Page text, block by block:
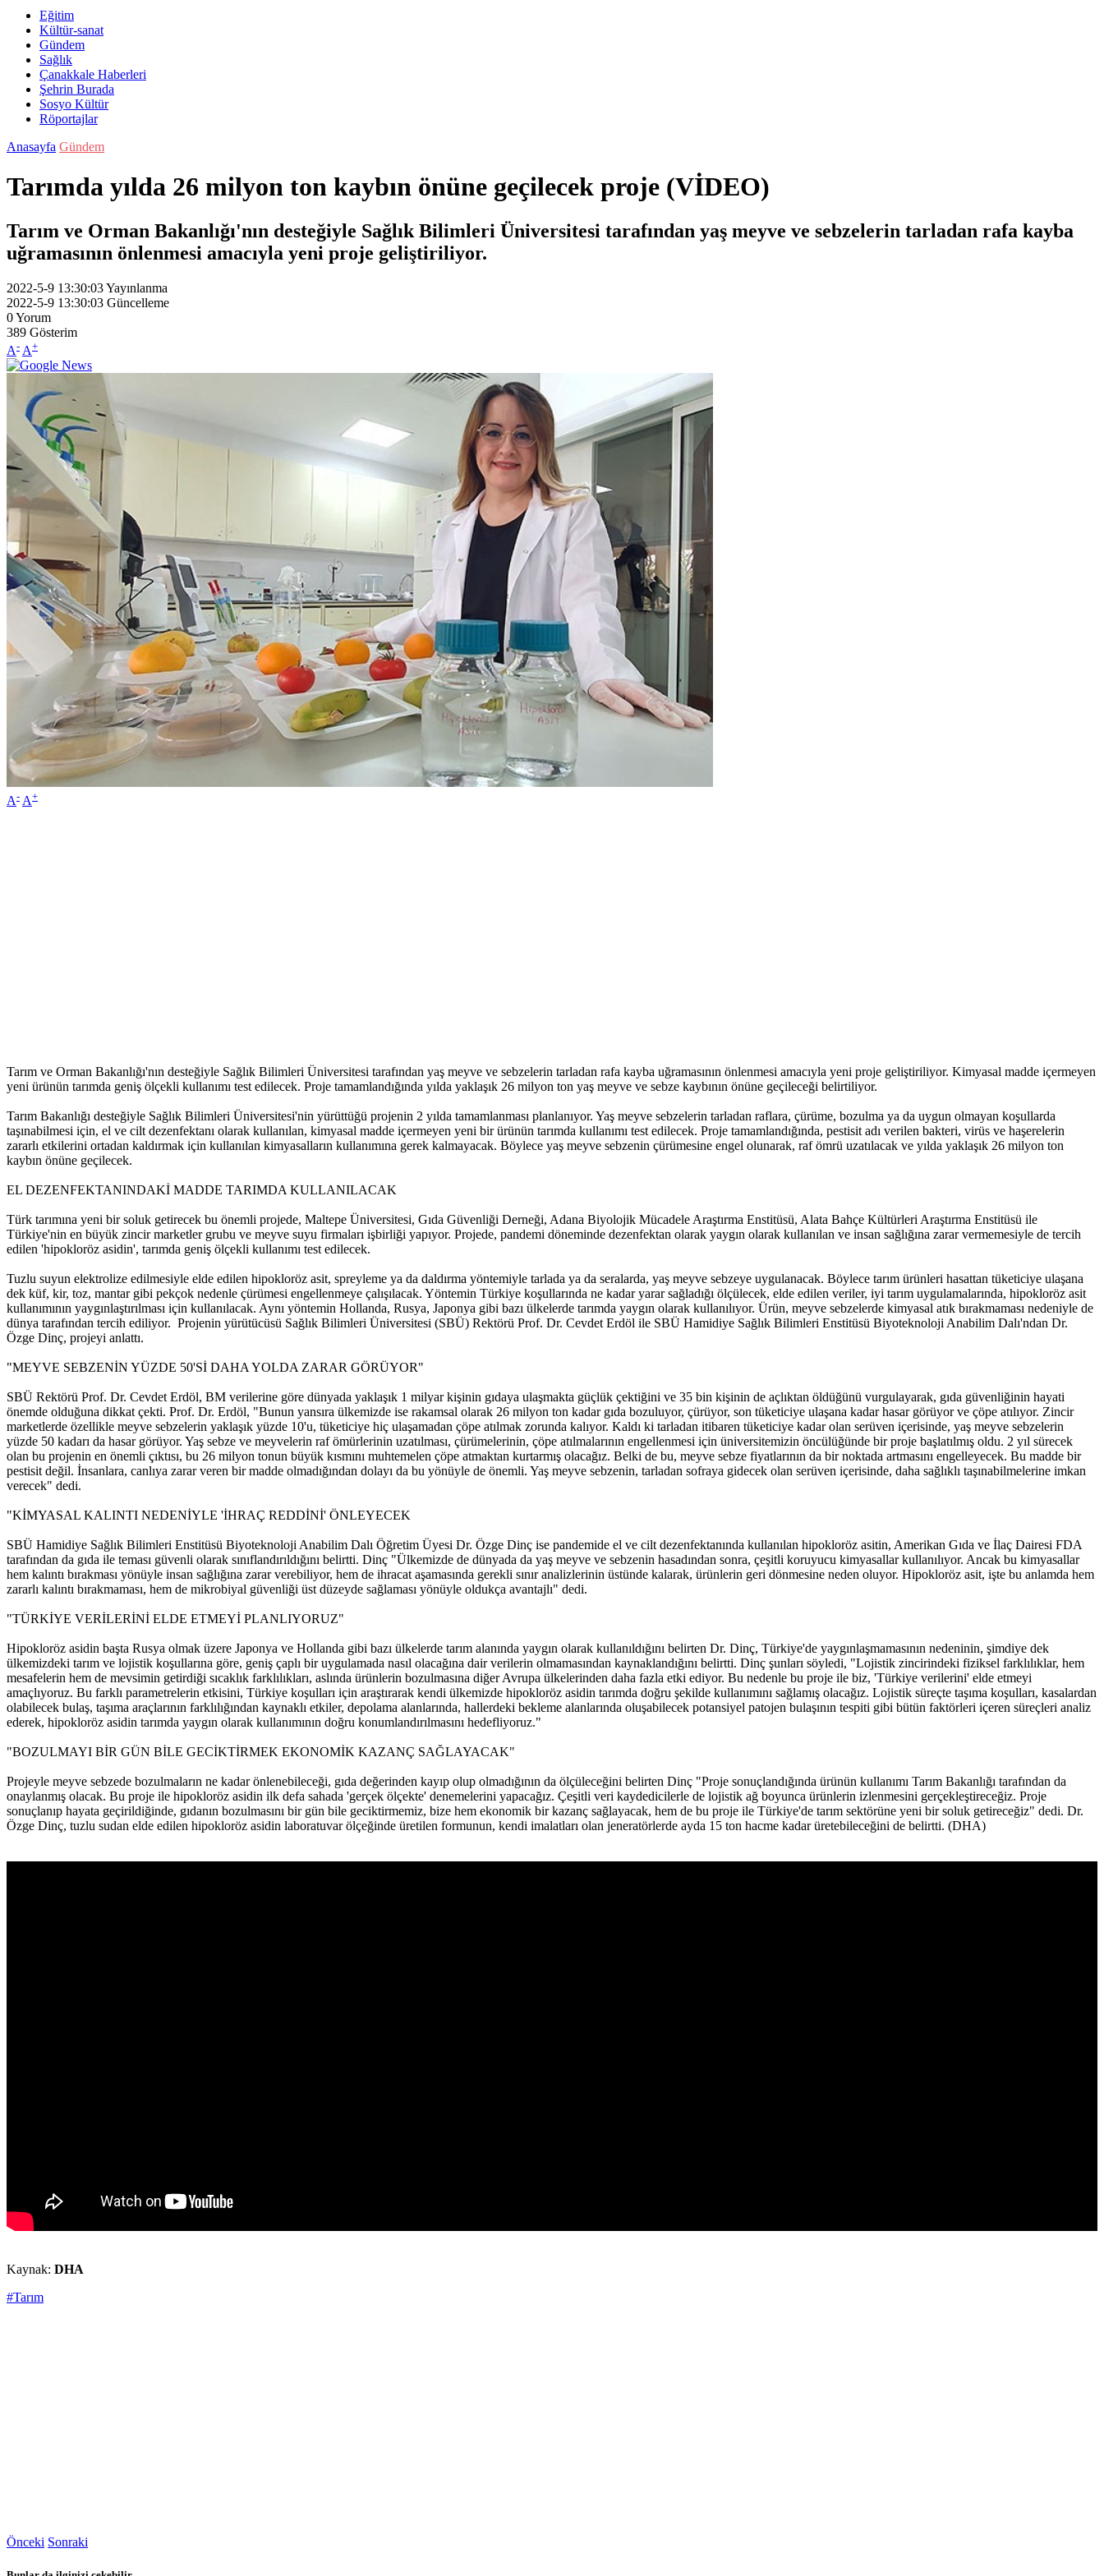
Eğitim
Kültür-sanat
Gündem
Sağlık
Çanakkale Haberleri
Şehrin Burada
Sosyo Kültür
Röportajlar
Anasayfa Gündem
Tarımda yılda 26 milyon ton kaybın önüne geçilecek proje (VİDEO)
Tarım ve Orman Bakanlığı'nın desteğiyle Sağlık Bilimleri Üniversitesi tarafından yaş meyve ve sebzelerin tarladan rafa kayba
uğramasının önlenmesi amacıyla yeni proje geliştiriliyor.
2022-5-9 13:30:03Yayınlanma
2022-5-9 13:30:03 Güncelleme
0Yorum
389 Gösterim
A- A+
A- A+
Tarım ve Orman Bakanlığı'nın desteğiyle Sağlık Bilimleri Üniversitesi tarafından yaş meyve ve sebzelerin tarladan rafa kayba uğramasının önlenmesi amacıyla yeni proje geliştiriliyor. Kimyasal madde içermeyen
yeni ürünün tarımda geniş ölçekli kullanımı test edilecek. Proje tamamlandığında yılda yaklaşık 26 milyon ton yaş meyve ve sebze kaybının önüne geçileceği belirtiliyor.
Tarım Bakanlığı desteğiyle Sağlık Bilimleri Üniversitesi'nin yürüttüğü projenin 2 yılda tamamlanması planlanıyor. Yaş meyve sebzelerin tarladan raflara, çürüme, bozulma ya da uygun olmayan koşullarda
taşınabilmesi için, el ve cilt dezenfektanı olarak kullanılan, kimyasal madde içermeyen yeni bir ürünün tarımda kullanımı test edilecek. Proje tamamlandığında, pestisit adı verilen bakteri, virüs ve haşerelerin
zararlı etkilerini ortadan kaldırmak için kullanılan kimyasalların kullanımına gerek kalmayacak. Böylece yaş meyve sebzenin çürümesine engel olunarak, raf ömrü uzatılacak ve yılda yaklaşık 26 milyon ton
kaybın önüne geçilecek.
EL DEZENFEKTANINDAKİ MADDE TARIMDA KULLANILACAK
Türk tarımına yeni bir soluk getirecek bu önemli projede, Maltepe Üniversitesi, Gıda Güvenliği Derneği, Adana Biyolojik Mücadele Araştırma Enstitüsü, Alata Bahçe Kültürleri Araştırma Enstitüsü ile
Türkiye'nin en büyük zincir marketler grubu ve meyve suyu firmaları işbirliği yapıyor. Projede, pandemi döneminde dezenfektan olarak yaygın olarak kullanılan ve insan sağlığına zarar vermemesiyle de tercih
edilen 'hipokloröz asidin', tarımda geniş ölçekli kullanımı test edilecek.
Tuzlu suyun elektrolize edilmesiyle elde edilen hipokloröz asit, spreyleme ya da daldırma yöntemiyle tarlada ya da seralarda, yaş meyve sebzeye uygulanacak. Böylece tarım ürünleri hasattan tüketiciye ulaşana
dek küf, kir, toz, mantar gibi pekçok nedenle çürümesi engellenmeye çalışılacak. Yöntemin Türkiye koşullarında ne kadar yarar sağladığı ölçülecek, elde edilen veriler, iyi tarım uygulamalarında, hipokloröz asit
kullanımının yaygınlaştırılması için kullanılacak. Aynı yöntemin Hollanda, Rusya, Japonya gibi bazı ülkelerde tarımda yaygın olarak kullanılıyor. Ürün, meyve sebzelerde kimyasal atık bırakmaması nedeniyle de
dünya tarafından tercih ediliyor. Projenin yürütücüsü Sağlık Bilimleri Üniversitesi (SBÜ) Rektörü Prof. Dr. Cevdet Erdöl ile SBÜ Hamidiye Sağlık Bilimleri Enstitüsü Biyoteknoloji Anabilim Dalı'ndan Dr.
Özge Dinç, projeyi anlattı.
"MEYVE SEBZENİN YÜZDE 50'Sİ DAHA YOLDA ZARAR GÖRÜYOR"
SBÜ Rektörü Prof. Dr. Cevdet Erdöl, BM verilerine göre dünyada yaklaşık 1 milyar kişinin gıdaya ulaşmakta güçlük çektiğini ve 35 bin kişinin de açlıktan öldüğünü vurgulayarak, gıda güvenliğinin hayati
önemde olduğuna dikkat çekti. Prof. Dr. Erdöl, "Bunun yansıra ülkemizde ise rakamsal olarak 26 milyon ton kadar gıda bozuluyor, çürüyor, son tüketiciye ulaşana kadar hasar görüyor ve çöpe atılıyor. Zincir
marketlerde özellikle meyve sebzelerin yaklaşık yüzde 10'u, tüketiciye hiç ulaşamadan çöpe atılmak zorunda kalıyor. Kaldı ki tarladan itibaren tüketiciye kadar olan serüven içerisinde, yaş meyve sebzelerin
yüzde 50 kadarı da hasar görüyor. Yaş sebze ve meyvelerin raf ömürlerinin uzatılması, çürümelerinin, çöpe atılmalarının engellenmesi için üniversitemizin öncülüğünde bir proje başlatılmış oldu. 2 yıl sürecek
olan bu projenin en önemli çıktısı, bu 26 milyon tonun büyük kısmını muhtemelen çöpe atmaktan kurtarmış olacağız. Belki de bu, meyve sebze fiyatlarının da bir noktada artmasını engelleyecek. Bu madde bir
pestisit değil. İnsanlara, canlıya zarar veren bir madde olmadığından dolayı da bu yönüyle de önemli. Yaş meyve sebzenin, tarladan sofraya gidecek olan serüven içerisinde, daha sağlıklı taşınabilmelerine imkan
verecek" dedi.
"KİMYASAL KALINTI NEDENİYLE 'İHRAÇ REDDİNİ' ÖNLEYECEK
SBÜ Hamidiye Sağlık Bilimleri Enstitüsü Biyoteknoloji Anabilim Dalı Öğretim Üyesi Dr. Özge Dinç ise pandemide el ve cilt dezenfektanında kullanılan hipokloröz asitin, Amerikan Gıda ve İlaç Dairesi FDA
tarafından da gıda ile teması güvenli olarak sınıflandırıldığını belirtti. Dinç "Ülkemizde de dünyada da yaş meyve ve sebzenin hasadından sonra, çeşitli koruyucu kimyasallar kullanılıyor. Ancak bu kimyasallar
hem kalıntı bırakması yönüyle insan sağlığına zarar verebiliyor, hem de ihracat aşamasında gerekli sınır analizlerinin üstünde kalarak, ürünlerin geri dönmesine neden oluyor. Hipokloröz asit, işte bu anlamda hem
zararlı kalıntı bırakmaması, hem de mikrobiyal güvenliği üst düzeyde sağlaması yönüyle oldukça avantajlı" dedi.
"TÜRKİYE VERİLERİNİ ELDE ETMEYİ PLANLIYORUZ"
Hipokloröz asidin başta Rusya olmak üzere Japonya ve Hollanda gibi bazı ülkelerde tarım alanında yaygın olarak kullanıldığını belirten Dr. Dinç, Türkiye'de yaygınlaşmamasının nedeninin, şimdiye dek
ülkemizdeki tarım ve lojistik koşullarına göre, geniş çaplı bir uygulamada nasıl olacağına dair verilerin olmamasından kaynaklandığını belirtti. Dinç şunları söyledi, "Lojistik zincirindeki fiziksel farklılıklar, hem
mesafelerin hem de mevsimin getirdiği sıcaklık farklılıkları, aslında ürünlerin bozulmasına diğer Avrupa ülkelerinden daha fazla etki ediyor. Bu nedenle bu proje ile biz, 'Türkiye verilerini' elde etmeyi
amaçlıyoruz. Bu farklı parametrelerin etkisini, Türkiye koşulları için araştırarak kendi ülkemizde hipokloröz asidin tarımda doğru şekilde kullanımını sağlamış olacağız. Lojistik süreçte taşıma koşulları, kasalardan
olabilecek bulaş, taşıma araçlarının farklılığından kaynaklı etkiler, depolama alanlarında, hallerdeki bekleme alanlarında oluşabilecek potansiyel patojen bulaşının tespiti gibi bütün faktörleri içeren süreçleri analiz
ederek, hipokloröz asidin tarımda yaygın olarak kullanımının doğru konumlandırılmasını hedefliyoruz."
"BOZULMAYI BİR GÜN BİLE GECİKTİRMEK EKONOMİK KAZANÇ SAĞLAYACAK"
Projeyle meyve sebzede bozulmaların ne kadar önlenebileceği, gıda değerinden kayıp olup olmadığının da ölçüleceğini belirten Dinç "Proje sonuçlandığında ürünün kullanımı Tarım Bakanlığı tarafından da
onaylanmış olacak. Bu proje ile hipokloröz asidin ilk defa sahada 'gerçek ölçekte' denemelerini yapacağız. Çeşitli veri kaydedicilerle de lojistik ağ boyunca ürünlerin izlenmesini gerçekleştireceğiz. Proje
sonuçlanıp hayata geçirildiğinde, gıdanın bozulmasını bir gün bile geciktirmemiz, bize hem ekonomik bir kazanç sağlayacak, hem de bu proje ile Türkiye'de tarım sektörüne yeni bir soluk getireceğiz" dedi. Dr.
Özge Dinç, tuzlu sudan elde edilen hipokloröz asidin laboratuvar ölçeğinde üretilen formunun, kendi imalatları olan jeneratörlerde ayda 15 ton hacme kadar üretebileceğini de belirtti. (DHA)
Kaynak: DHA
#Tarım
Önceki Sonraki